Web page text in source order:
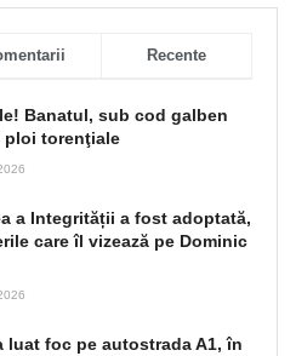
Recente
Banatul, sub cod galben
torenţiale
a Integrității a fost adoptată,
care îl vizează pe Dominic
luat foc pe autostrada A1, în